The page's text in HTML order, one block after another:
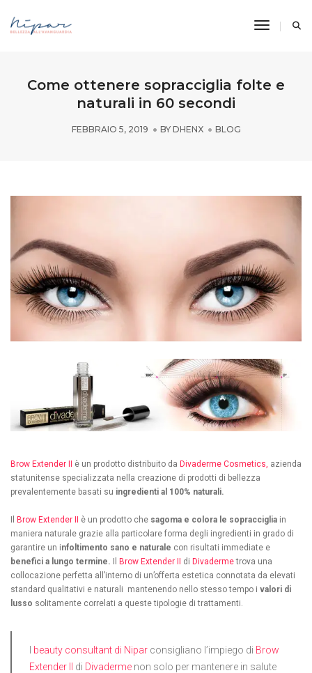
Toggle
Come ottenere sopracciglia folte e
naturali in 60 secondi
FEBBRAIO 5, 2019 BY DHENX BLOG
Brow Extender II è un prodotto distribuito da Divaderme Cosmetics, azienda
statunitense specializzata nella creazione di prodotti di bellezza
prevalentemente basati su ingredienti al 100% naturali.
Il Brow Extender II è un prodotto che sagoma e colora le sopracciglia in
maniera naturale grazie alla particolare forma degli ingredienti in grado di
garantire un infoltimento sano e naturale con risultati immediate e
benefici a lungo termine. Il Brow Extender II di Divadermetrova una
collocazione perfetta all’interno di un’offerta estetica connotata da elevati
standard qualitativi e naturali mantenendo nello stesso tempo i valori di
lusso solitamente correlati a queste tipologie di trattamenti.
beauty consultant di Nipar consigliano l’impiego di Brow
Extender II
di Divaderme non solo per mantenere in salute